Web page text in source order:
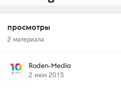
просмотры
2 материала
Roden-Media
2 июн 2015